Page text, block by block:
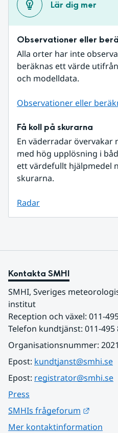
Lär dig mer
Observationer eller
Alla orter har inte
beräknas ett värde
och modelldata.
Observationer eller
Få koll på skurarna
En väderradar
med hög upplösning i
ett värdefullt hjälpmedel
skurarna.
Radar
Kontakta SMHI
SMHI, Sveriges
institut
Reception och växel: 011-
Telefon kundtjänst: 011-495
Organisationsnummer:
Epost: kundtjanst@smhi.se
Epost: registrator@smhi.se
Press
SMHIs frågeforum
Mer kontaktinformation